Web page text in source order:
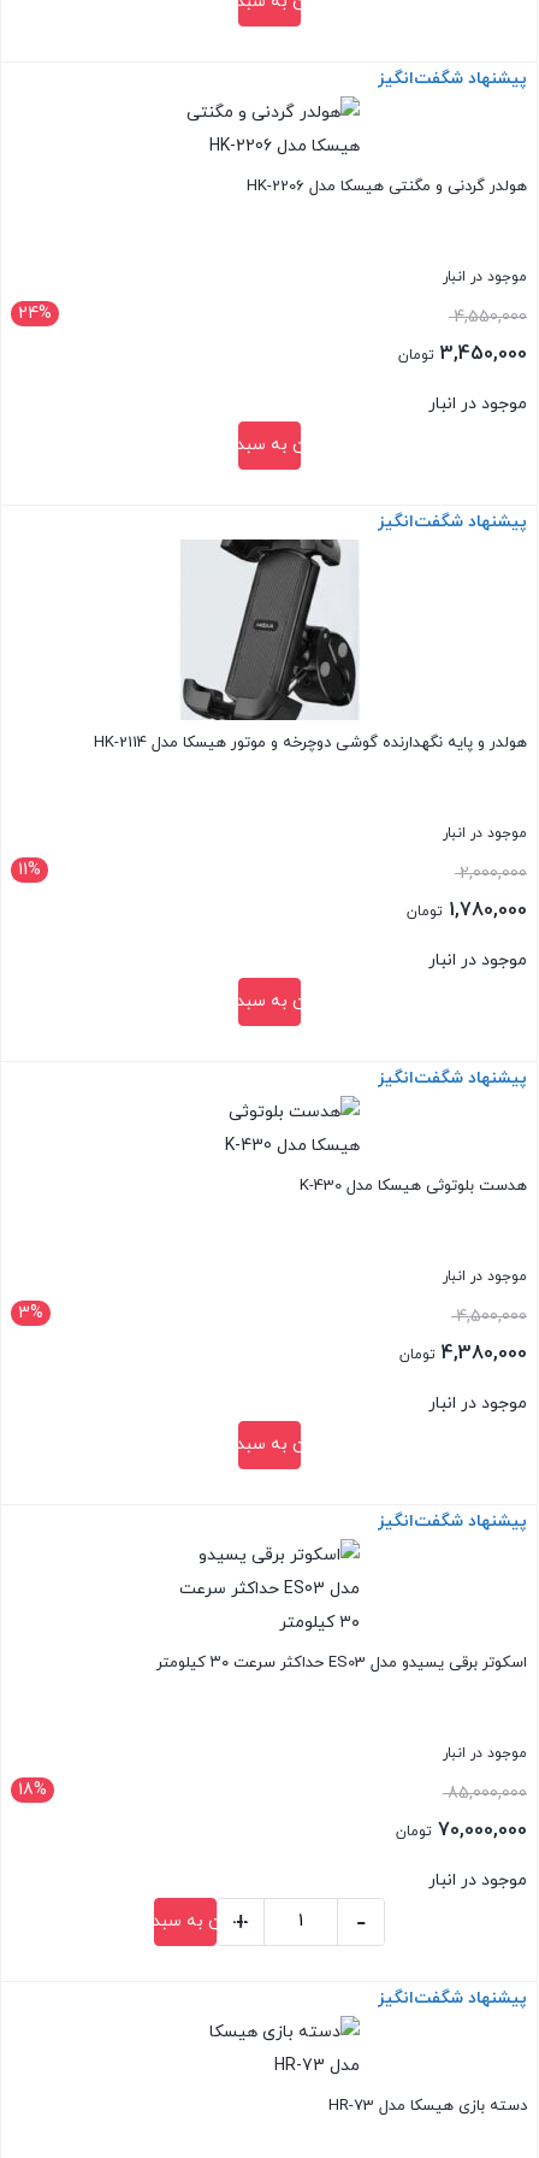
بستن
پیشنهاد شگفت‌انگیز
هولدر گردنی و مگنتی هیسکا مدل HK-2206
موجود در انبار
24% 4,550,000قیمت
اصلی:
بود.
3,450,000 تومان
موجود در انبار
افزودن به سبد خرید
بستن
پیشنهاد شگفت‌انگیز
هولدر و پایه نگهدارنده گوشی دوچرخه و موتور هیسکا مدل HK-2114
موجود در انبار
11% 2,000,000قیمت
اصلی:
بود.
1,780,000 تومان
موجود در انبار
افزودن به سبد خرید
بستن
پیشنهاد شگفت‌انگیز
هدست بلوتوثی هیسکا مدل K-430
موجود در انبار
3% 4,500,000قیمت
اصلی:
بود.
4,380,000 تومان
موجود در انبار
افزودن به سبد خرید
بستن
پیشنهاد شگفت‌انگیز
اسکوتر برقی یسیدو مدل ES03 حداکثر سرعت ۳۰ کیلومتر
موجود در انبار
18% 85,000,000قیمت
اصلی:
بود.
70,000,000 تومان
موجود در انبار
یسیدو
مدل
ES03
حداکثر
-
+
افزودن به سبد خرید
بستن
پیشنهاد شگفت‌انگیز
دسته بازی هیسکا مدل HR-73